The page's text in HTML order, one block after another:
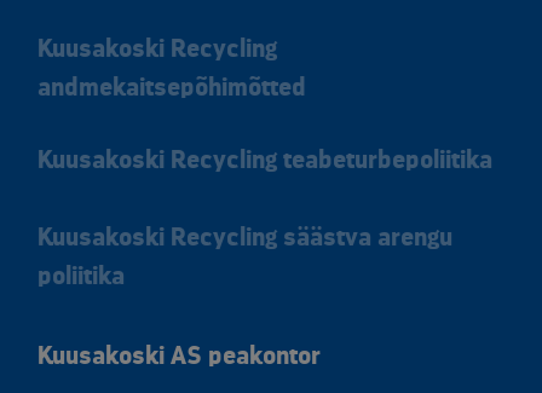
Kuusakoski Recycling
andmekaitsepõhimõtted
Kuusakoski Recycling teabeturbepoliitika
Kuusakoski Recycling säästva arengu
poliitika
Kuusakoski AS peakontor